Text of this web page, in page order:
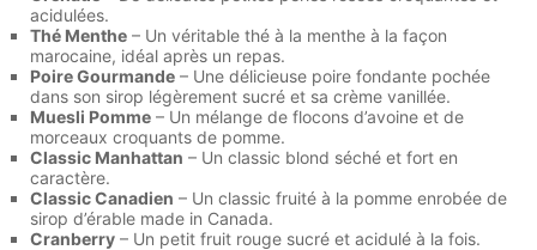
acidulées.
Thé Menthe – Un véritable thé à la menthe à la façon
marocaine, idéal après un repas.
Poire Gourmande – Une délicieuse poire fondante pochée
dans son sirop légèrement sucré et sa crème vanillée.
Muesli Pomme – Un mélange de flocons d’avoine et de
morceaux croquants de pomme.
Classic Manhattan – Un classic blond séché et fort en
caractère.
Classic Canadien – Un classic fruité à la pomme enrobée de
sirop d’érable made in Canada.
Cranberry – Un petit fruit rouge sucré et acidulé à la fois.